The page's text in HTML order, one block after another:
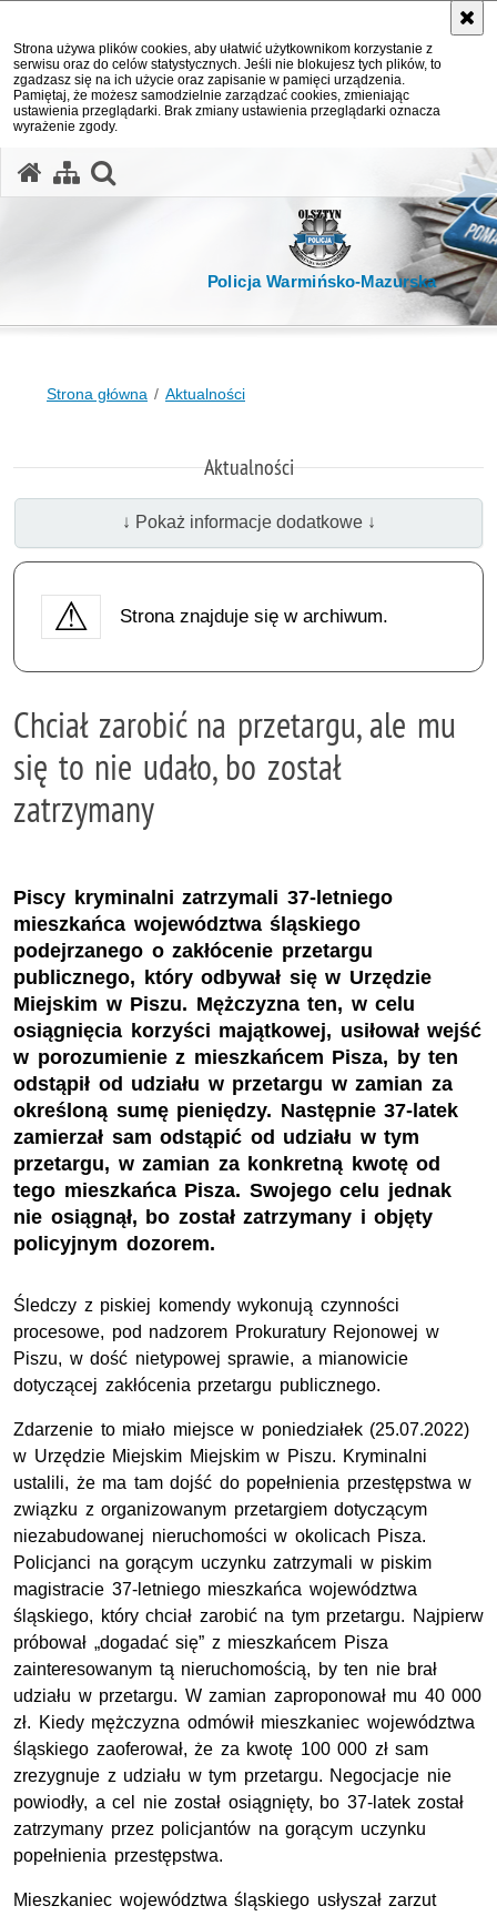
Strona używa plików cookies, aby ułatwić użytkownikom korzystanie z
serwisu oraz do celów statystycznych. Jeśli nie blokujesz tych plików, to
zgadzasz się na ich użycie oraz zapisanie w pamięci urządzenia.
Pamiętaj, że możesz samodzielnie zarządzać cookies, zmieniając
ustawienia przeglądarki. Brak zmiany ustawienia przeglądarki oznacza
wyrażenie zgody.
Policja Warmińsko-Mazurska
Strona główna Aktualności
Aktualności
↓ Pokaż informacje dodatkowe ↓
Strona znajduje się w archiwum.
Chciał zarobić na przetargu, ale mu
się to nie udało, bo został
zatrzymany
Piscy kryminalni zatrzymali 37-letniego
mieszkańca województwa śląskiego
podejrzanego o zakłócenie przetargu
publicznego, który odbywał się w Urzędzie
Miejskim w Piszu. Mężczyzna ten, w celu
osiągnięcia korzyści majątkowej, usiłował wejść
w porozumienie z mieszkańcem Pisza, by ten
odstąpił od udziału w przetargu w zamian za
określoną sumę pieniędzy. Następnie 37-latek
zamierzał sam odstąpić od udziału w tym
przetargu, w zamian za konkretną kwotę od
tego mieszkańca Pisza. Swojego celu jednak
nie osiągnął, bo został zatrzymany i objęty
policyjnym dozorem.
Śledczy z piskiej komendy wykonują czynności
procesowe, pod nadzorem Prokuratury Rejonowej w
Piszu, w dość nietypowej sprawie, a mianowicie
dotyczącej zakłócenia przetargu publicznego.
Zdarzenie to miało miejsce w poniedziałek (25.07.2022)
w Urzędzie Miejskim Miejskim w Piszu. Kryminalni
ustalili, że ma tam dojść do popełnienia przestępstwa w
związku z organizowanym przetargiem dotyczącym
niezabudowanej nieruchomości w okolicach Pisza.
Policjanci na gorącym uczynku zatrzymali w piskim
magistracie 37-letniego mieszkańca województwa
śląskiego, który chciał zarobić na tym przetargu. Najpierw
próbował „dogadać się” z mieszkańcem Pisza
zainteresowanym tą nieruchomością, by ten nie brał
udziału w przetargu. W zamian zaproponował mu 40 000
zł. Kiedy mężczyzna odmówił mieszkaniec województwa
śląskiego zaoferował, że za kwotę 100 000 zł sam
zrezygnuje z udziału w tym przetargu. Negocjacje nie
powiodły, a cel nie został osiągnięty, bo 37-latek został
zatrzymany przez policjantów na gorącym uczynku
popełnienia przestępstwa.
Mieszkaniec województwa śląskiego usłyszał zarzut